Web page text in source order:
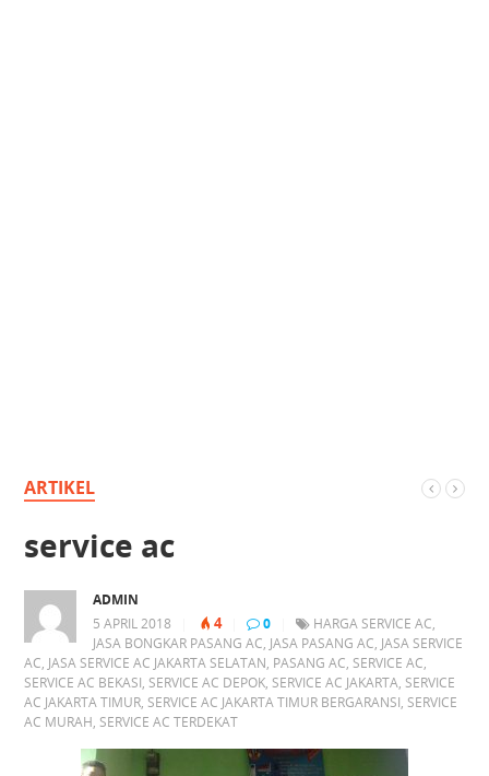
ARTIKEL
service ac
ADMIN
5 APRIL 2018
4 0 HARGA SERVICE AC,
JASA BONGKAR PASANG AC, JASA PASANG AC, JASA SERVICE
AC, JASA SERVICE AC JAKARTA SELATAN, PASANG AC, SERVICE AC,
SERVICE AC BEKASI, SERVICE AC DEPOK, SERVICE AC JAKARTA, SERVICE
AC JAKARTA TIMUR, SERVICE AC JAKARTA TIMUR BERGARANSI, SERVICE
AC MURAH, SERVICE AC TERDEKAT